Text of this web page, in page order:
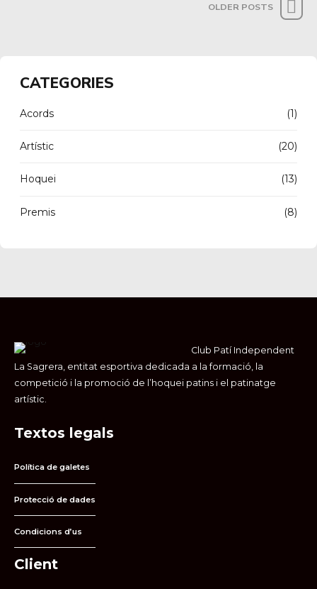
OLDER POSTS
CATEGORIES
Acords (1)
Artístic (20)
Hoquei (13)
Premis (8)
Club Patí Independent
La Sagrera, entitat esportiva dedicada a la formació, la
competició i la promoció de l’hoquei patins i el patinatge
artístic.
Textos legals
Política de galetes
Protecció de dades
Condicions d’us
Client